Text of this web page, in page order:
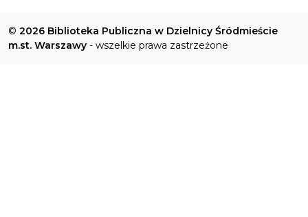
© 2026 Biblioteka Publiczna w Dzielnicy Śródmieście
m.st. Warszawy - wszelkie prawa zastrzeżone